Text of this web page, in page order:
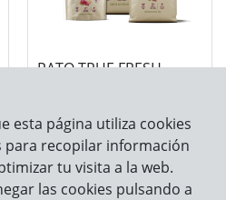
PATO TRUE FRESH
PERROS DE RAZAS
PEQUEÑAS CARNILOVE
esta página utiliza cookies
para recopilar información
tu visita a la web.
las cookies pulsando a